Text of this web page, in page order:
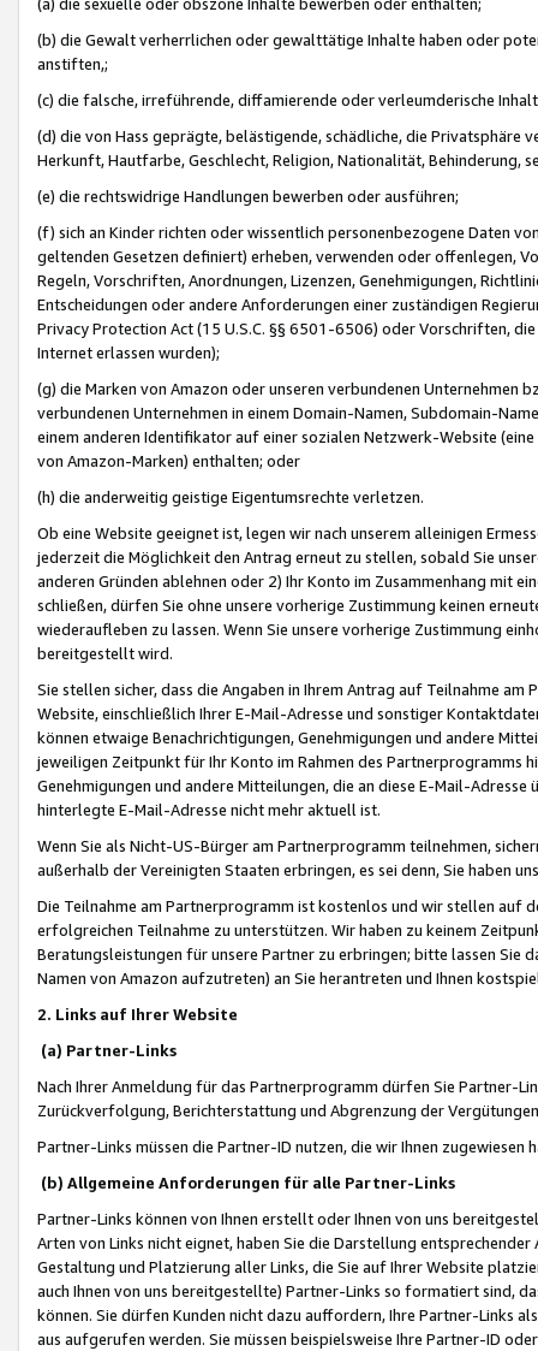
(b) die Gewalt verherrlichen oder gewalttätige Inhalte haben oder
anstiften,;
(c) die falsche, irreführende, diffamierende oder verleumderische
(d) die von Hass geprägte, belästigende, schädliche, die Privatsphäre
Herkunft, Hautfarbe, Geschlecht, Religion, Nationalität, Behinderung,
(e) die rechtswidrige Handlungen bewerben oder ausführen;
(f) sich an Kinder richten oder wissentlich personenbezogene Daten
geltenden Gesetzen definiert) erheben, verwenden oder offenlegen,
Regeln, Vorschriften, Anordnungen, Lizenzen, Genehmigungen,
Entscheidungen oder andere Anforderungen einer zuständigen
Privacy Protection Act (15 U.S.C. §§ 6501-6506) oder Vorschriften,
Internet erlassen wurden);
(g) die Marken von Amazon oder unseren verbundenen Unternehmen
verbundenen Unternehmen in einem Domain-Namen, Subdomain-
einem anderen Identifikator auf einer sozialen Netzwerk-Website
von Amazon-Marken) enthalten; oder
(h) die anderweitig geistige Eigentumsrechte verletzen.
Ob eine Website geeignet ist, legen wir nach unserem alleinigen
jederzeit die Möglichkeit den Antrag erneut zu stellen, sobald Sie
anderen Gründen ablehnen oder 2) Ihr Konto im Zusammenhang mit
schließen, dürfen Sie ohne unsere vorherige Zustimmung keinen
wiederaufleben zu lassen. Wenn Sie unsere vorherige Zustimmung
bereitgestellt wird.
Sie stellen sicher, dass die Angaben in Ihrem Antrag auf Teilnahme
Website, einschließlich Ihrer E-Mail-Adresse und sonstiger
können etwaige Benachrichtigungen, Genehmigungen und andere
jeweiligen Zeitpunkt für Ihr Konto im Rahmen des Partnerprogramms
Genehmigungen und andere Mitteilungen, die an diese E-Mail-
hinterlegte E-Mail-Adresse nicht mehr aktuell ist.
Wenn Sie als Nicht-US-Bürger am Partnerprogramm teilnehmen,
außerhalb der Vereinigten Staaten erbringen, es sei denn, Sie haben
Die Teilnahme am Partnerprogramm ist kostenlos und wir stellen auf
erfolgreichen Teilnahme zu unterstützen. Wir haben zu keinem
Beratungsleistungen für unsere Partner zu erbringen; bitte lassen Sie
Namen von Amazon aufzutreten) an Sie herantreten und Ihnen
2. Links auf Ihrer Website
(a) Partner-Links
Nach Ihrer Anmeldung für das Partnerprogramm dürfen Sie Partner-
Zurückverfolgung, Berichterstattung und Abgrenzung der
Partner-Links müssen die Partner-ID nutzen, die wir Ihnen zugewiesen
(b) Allgemeine Anforderungen für alle Partner-Links
Partner-Links können von Ihnen erstellt oder Ihnen von uns
Arten von Links nicht eignet, haben Sie die Darstellung
Gestaltung und Platzierung aller Links, die Sie auf Ihrer Website
auch Ihnen von uns bereitgestellte) Partner-Links so formatiert sind,
können. Sie dürfen Kunden nicht dazu auffordern, Ihre Partner-Links
aus aufgerufen werden. Sie müssen beispielsweise Ihre Partner-ID